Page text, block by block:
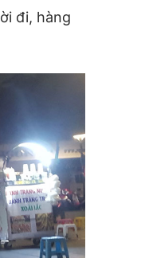
đi, hàng